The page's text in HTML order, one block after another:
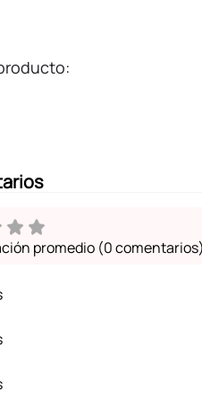
promedio (0 comentarios)